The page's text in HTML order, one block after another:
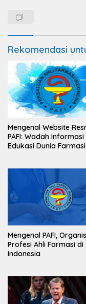
Rekomendasi
Mengenal Website
PAFI: Wadah
Edukasi Dunia Farmasi
Mengenal PAFI,
Profesi Ahli Farmasi di
Indonesia